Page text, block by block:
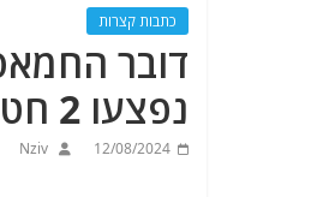
כתבות קצרות
דובר
נפצעו 2 חטופות כנקמה על הטבח בעזה
12/08/2024
Nziv